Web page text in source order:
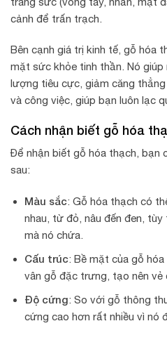
cảnh để trấn trạch.
Bên cạnh giá trị kinh tế, gỗ hóa
mặt sức khỏe tinh thần. Nó
lượng tiêu cực, giảm căng
và công việc, giúp bạn luôn lạc
Cách nhận biết gỗ hóa
Để nhận biết gỗ hóa thạch, bạn
sau:
Màu sắc: Gỗ hóa thạch có
nhau, từ đỏ, nâu đến đen,
mà nó chứa.
Cấu trúc: Bề mặt của gỗ
vân gỗ đặc trưng, tạo nên vẻ
Độ cứng: So với gỗ thông
cứng cao hơn rất nhiều vì nó